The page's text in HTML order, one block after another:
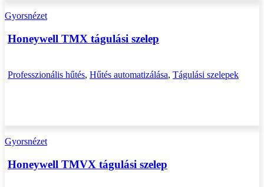
Gyorsnézet
Honeywell TMX tágulási szelep
Professzionális hűtés, Hűtés automatizálása, Tágulási szelepek
Gyorsnézet
Honeywell TMVX tágulási szelep